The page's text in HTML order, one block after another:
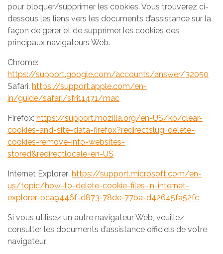
pour bloquer/supprimer les cookies. Vous trouverez ci-
dessous les liens vers les documents d’assistance sur la
façon de gérer et de supprimer les cookies des
principaux navigateurs Web.
Chrome:
https://support.google.com/accounts/answer/32050
Safari: https://support.apple.com/en-
in/guide/safari/sfri11471/mac
Firefox: https://support.mozilla.org/en-US/kb/clear-
cookies-and-site-data-firefox?redirectslug=delete-
cookies-remove-info-websites-
stored&redirectlocale=en-US
Internet Explorer: https://support.microsoft.com/en-
us/topic/how-to-delete-cookie-files-in-internet-
explorer-bca9446f-d873-78de-77ba-d42645fa52fc
Si vous utilisez un autre navigateur Web, veuillez
consulter les documents d’assistance officiels de votre
navigateur.